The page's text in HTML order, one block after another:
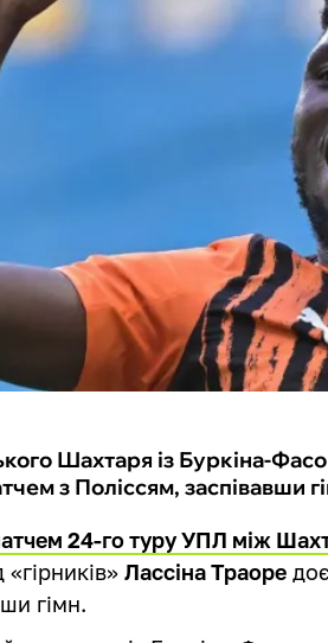
Шахтаря із Буркіна-
з Поліссям, заспівавши
24-го туру УПЛ між
Лассіна Траоре
гімн.